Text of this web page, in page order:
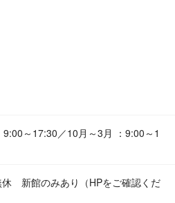
～17:30／10月～3月 ：9:00～1
休 新館のみあり（HPをご確認くだ